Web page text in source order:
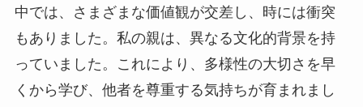
中では、さまざまな価値観が交差し、時には衝突
もありました。私の親は、異なる文化的背景を持
っていました。これにより、多様性の大切さを早
くから学び、他者を尊重する気持ちが育まれまし